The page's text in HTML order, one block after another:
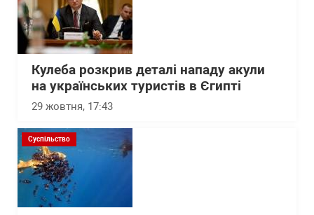
Кулеба розкрив деталі нападу акули
на українських туристів в Єгипті
29 жовтня, 17:43
Суспільство